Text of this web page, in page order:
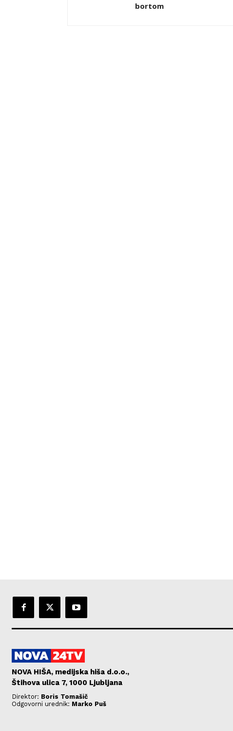
bortom
NOVA HIŠA, medijska hiša d.o.o.,
Štihova ulica 7, 1000 Ljubljana
Direktor: Boris Tomašič
Odgovorni urednik: Marko Puš